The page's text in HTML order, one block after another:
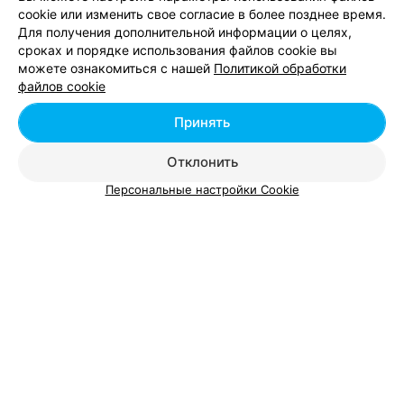
Смотрите также
Медицинские центры в Уручье в Минске
Поликлиники возле метро Уручье
cookie или изменить свое согласие в более позднее время.
Для получения дополнительной информации о целях,
сроках и порядке использования файлов cookie вы
можете ознакомиться с нашей Политикой обработки
файлов cookie
Отклонить
Принять
Персональные настройки Cookie